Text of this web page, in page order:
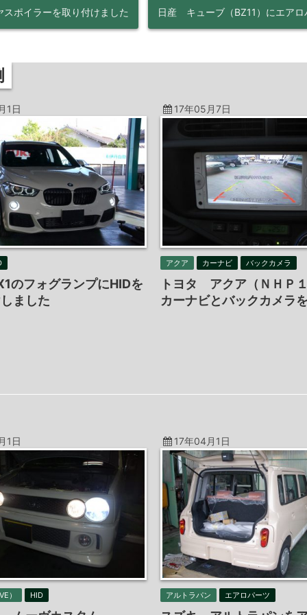
ポイラーを取り付けました 日産 キューブ（BZ11）にエア
1日
フォグランプにHIDを
ました
17年05月7日
アクア カーナビ バックカメラ
トヨタ アクア（ＮＨＰ
カーナビとバックカメラ
1日
） HID
17年04月1日
アルトラパン エアロパーツ